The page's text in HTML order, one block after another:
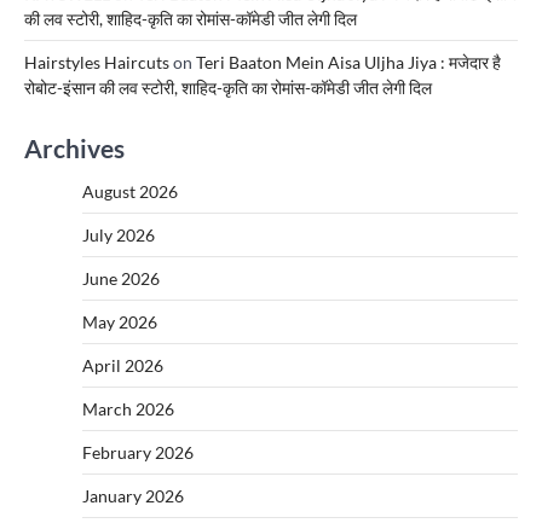
की लव स्टोरी, शाहिद-कृति का रोमांस-कॉमेडी जीत लेगी दिल
Hairstyles Haircutson Teri Baaton Mein Aisa Uljha Jiya : मजेदार है
रोबोट-इंसान की लव स्टोरी, शाहिद-कृति का रोमांस-कॉमेडी जीत लेगी दिल
Archives
August 2026
July 2026
June 2026
May 2026
April 2026
March 2026
February 2026
January 2026